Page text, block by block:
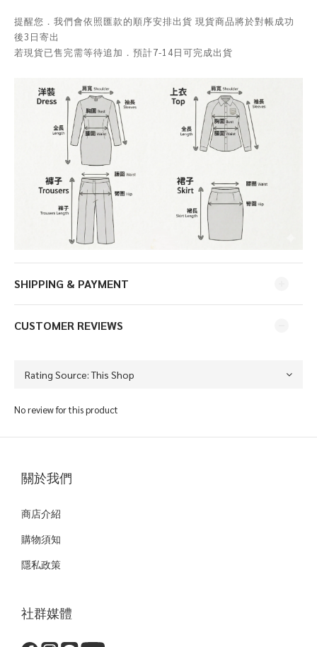
提醒您．我們會依照匯款的順序安排出貨 現貨商品將於對帳成功
後3日寄出
若現貨已售完需等待追加．預計7-14日可完成出貨
SHIPPING & PAYMENT
CUSTOMER REVIEWS
No review for this product
關於我們
商店介紹
購物須知
隱私政策
社群媒體